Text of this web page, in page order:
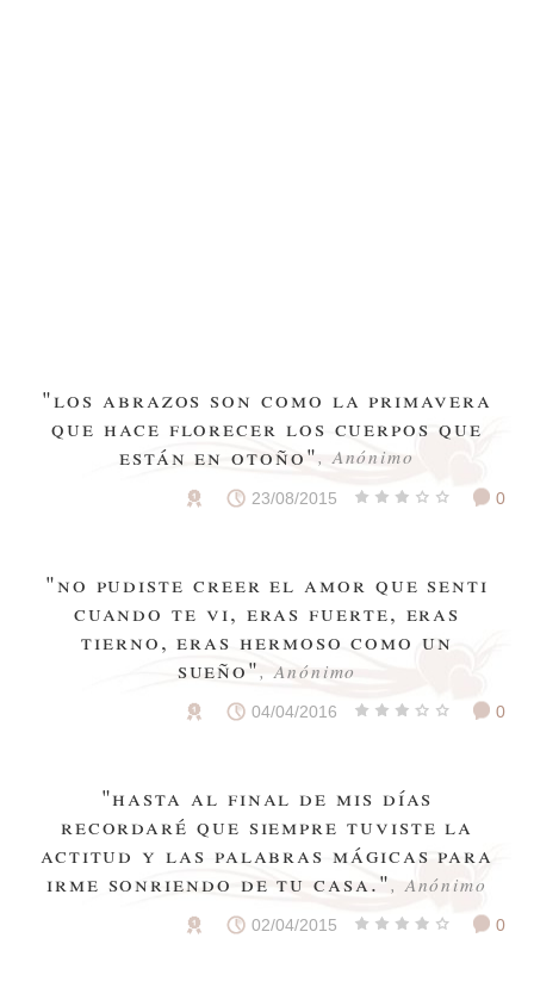
"los abrazos son como la primavera
que hace florecer los cuerpos que
están en otoño", Anónimo
23/08/2015 0
"no pudiste creer el amor que senti
cuando te vi, eras fuerte, eras
tierno, eras hermoso como un
sueño", Anónimo
04/04/2016 0
"hasta al final de mis días
recordaré que siempre tuviste la
actitud y las palabras mágicas para
irme sonriendo de tu casa.", Anónimo
02/04/2015 0